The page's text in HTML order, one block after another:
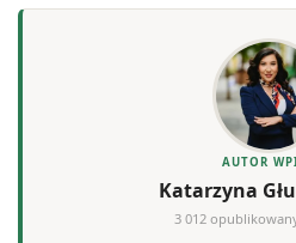
AUTOR
Katarzyna
3 012